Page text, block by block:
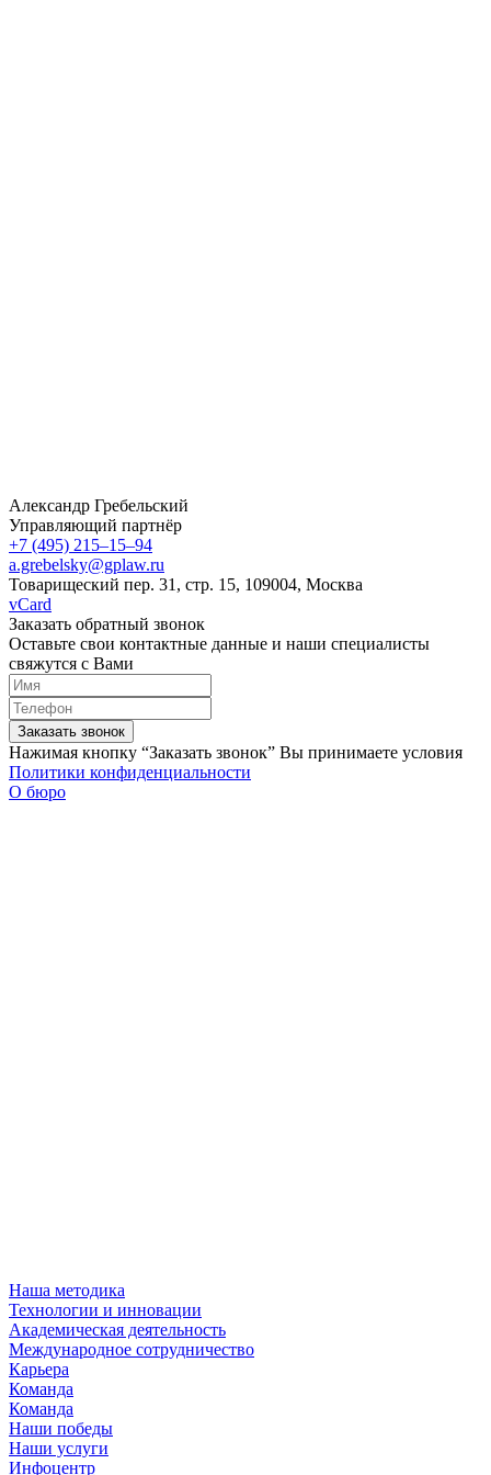
Александр Гребельский
Управляющий партнёр
+7 (495) 215–15–94
a.grebelsky@gplaw.ru
Товарищеский пер. 31, стр. 15, 109004, Москва
vCard
Заказать обратный звонок
Оставьте свои контактные данные и наши специалисты
свяжутся с Вами
Заказать звонок
Нажимая кнопку “Заказать звонок” Вы принимаете условия
Политики конфиденциальности
О бюро
Наша методика
Технологии и инновации
Академическая деятельность
Международное сотрудничество
Карьера
Команда
Команда
Наши победы
Наши услуги
Инфоцентр